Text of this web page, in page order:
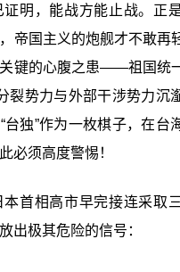
证明，能战方能止战。正
帝国主义的炮舰才不敢再
键的心腹之患——祖国统
裂势力与外部干涉势力沉
台独”作为一枚棋子，在台
必须高度警惕！
本首相高市早完接连采取
出极其危险的信号：